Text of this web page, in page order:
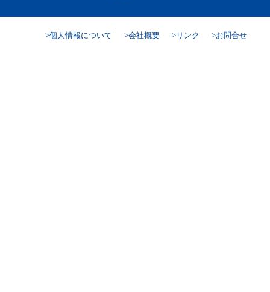
個人情報について 会社概要 リンク お問合せ